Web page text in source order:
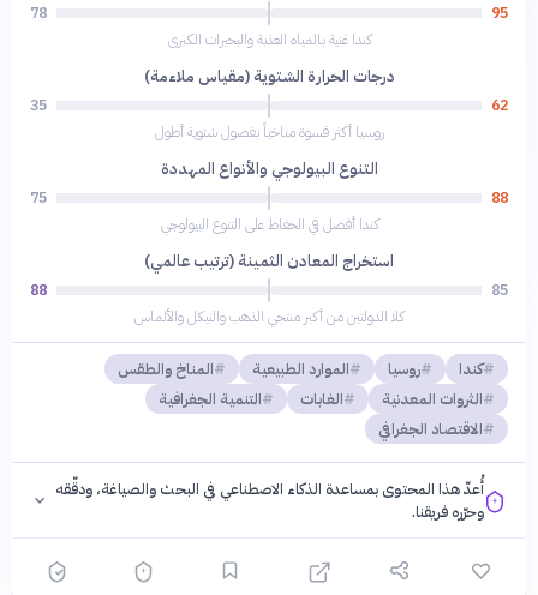
95
78
كندا غنية بالمياه العذبة والبحيرات الكبرى
درجات الحرارة الشتوية (مقياس ملاءمة)
62
35
روسيا أكثر قسوة مناخياً بفصول شتوية أطول
التنوع البيولوجي والأنواع المهددة
88
75
كندا أفضل في الحفاظ على التنوع البيولوجي
استخراج المعادن الثمينة (ترتيب عالمي)
85
88
كلا الدولتين من أكبر منتجي الذهب والنيكل والألماس
كندا روسيا الموارد الطبيعية
المناخ والطقس
الثروات المعدنية
الغابات
التنمية الجغرافية
الاقتصاد الجغرافي
أُعدّ هذا المحتوى بمساعدة الذكاء الاصطناعي في البحث والصياغة، ودقّقه
وحرّره فريقنا.